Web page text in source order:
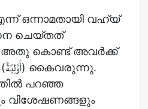
ചെയ്തത്
കൊണ്ട് അവർക്ക്
പ്രഥമസ്ഥാനം (أَوَّلِيَّةٌ) കൈവരുന്നു.
പറഞ്ഞ
വിശേഷണങ്ങളും